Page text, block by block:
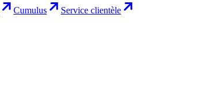
Cumulus Service clientèle